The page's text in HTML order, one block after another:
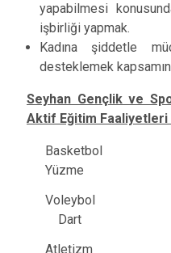
yapabilmesi
işbirliği yapmak.
Kadına şiddetle
desteklemek
Seyhan Gençlik ve
Aktif Eğitim Faaliyetleri
Yüzme
Voleybol
Dart